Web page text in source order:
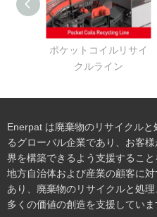
ポケットコイルリサイ
クルライン
Enerpat は廃棄物のリサイクル
るグローバル企業であり、お客
界を構築できるよう支援すること
地方自治体および産業の顧客に
あり、廃棄物のリサイクルと処
多くの価値の創造を支援していま